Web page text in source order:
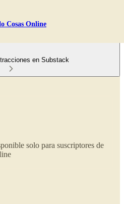
Cosas Online
en Substack
solo para suscriptores de